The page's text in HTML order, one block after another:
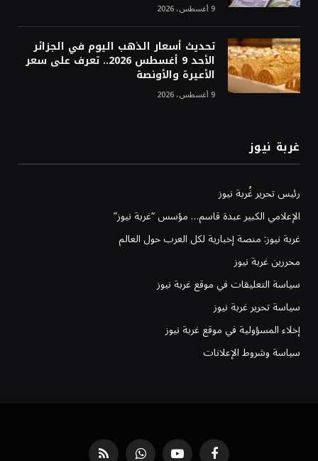
9 أغسطس، 2026
تحديث أسعار الذهب اليوم في الجزائر
الأحد 9 أغسطس 2026.. تعرف على سعر
الأعيرة والأونصة
9 أغسطس، 2026
غربة نيوز
رئيس تحرير غُربة نيوز
الإعلامي الكبير عبدة قاسم… مؤسس “غربة نيوز”
غربة نيوز: منصة إخبارية لكل العرب حول العالم
محررين غربة نيوز
سياسة التعليقات في موقع غربة نيوز
سياسة تحرير غربة نيوز
إخلاء المسؤولية في موقع غربة نيوز
سياسة وشروط الإعلانات